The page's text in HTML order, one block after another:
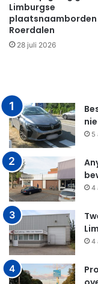
Limburgse
plaatsnaamborden
Roerdalen
28 juli 2026
5
4
4